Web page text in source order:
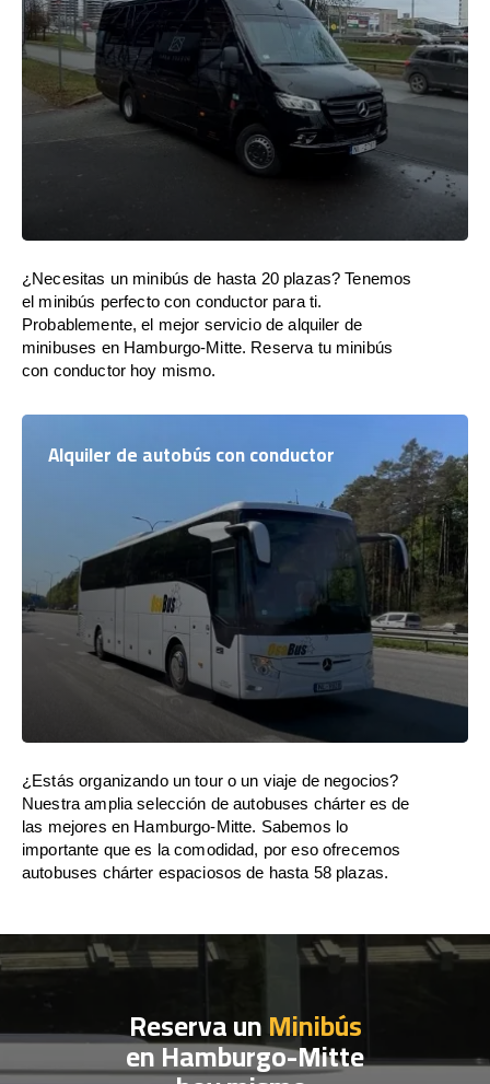
¿Necesitas un minibús de hasta 20 plazas? Tenemos
el minibús perfecto con conductor para ti.
Probablemente, el mejor servicio de alquiler de
minibuses en Hamburgo-Mitte. Reserva tu minibús
con conductor hoy mismo.
Alquiler de autobús con conductor
¿Estás organizando un tour o un viaje de negocios?
Nuestra amplia selección de autobuses chárter es de
las mejores en Hamburgo-Mitte. Sabemos lo
importante que es la comodidad, por eso ofrecemos
autobuses chárter espaciosos de hasta 58 plazas.
Reserva unMinibús
en Hamburgo-Mitte